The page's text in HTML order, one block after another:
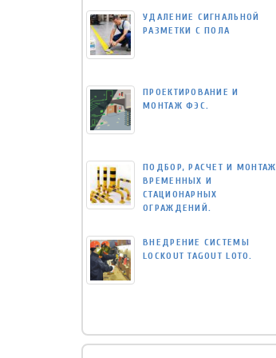
УДАЛЕНИЕ СИГНАЛЬНОЙ
РАЗМЕТКИ С ПОЛА
ПРОЕКТИРОВАНИЕ И
МОНТАЖ ФЭС.
ПОДБОР, РАСЧЕТ И МОНТАЖ
ВРЕМЕННЫХ И
СТАЦИОНАРНЫХ
ОГРАЖДЕНИЙ.
ВНЕДРЕНИЕ СИСТЕМЫ
LOCKOUT TAGOUT LOTO.